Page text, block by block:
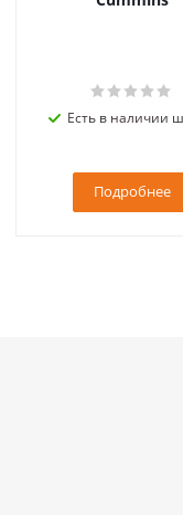
Есть в наличии
Подробнее